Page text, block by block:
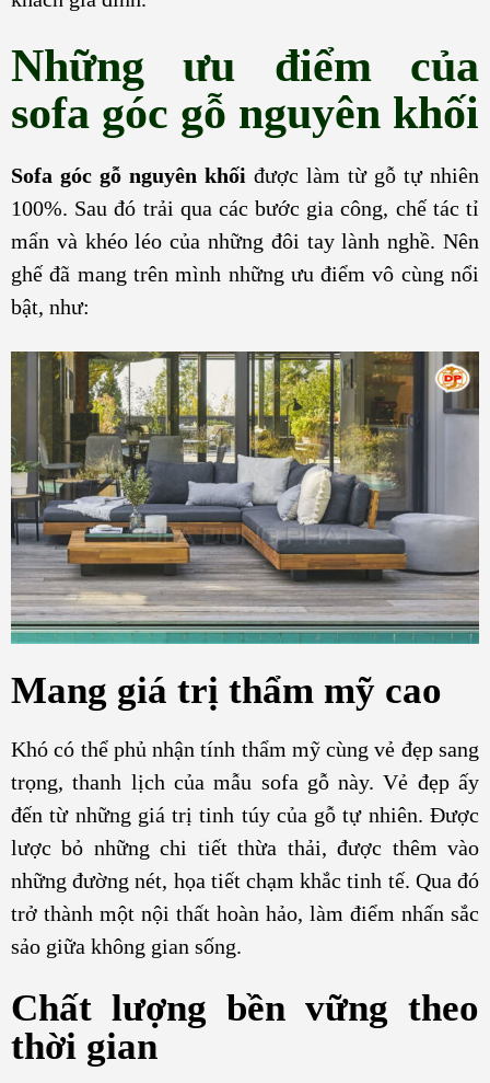
Những ưu điểm của
sofa góc gỗ nguyên khối
Sofa góc gỗ nguyên khối được làm từ gỗ tự nhiên
100%. Sau đó trải qua các bước gia công, chế tác tỉ
mẩn và khéo léo của những đôi tay lành nghề. Nên
ghế đã mang trên mình những ưu điểm vô cùng nổi
bật, như:
Mang giá trị thẩm mỹ cao
Khó có thể phủ nhận tính thẩm mỹ cùng vẻ đẹp sang
trọng, thanh lịch của mẫu sofa gỗ này. Vẻ đẹp ấy
đến từ những giá trị tinh túy của gỗ tự nhiên. Được
lược bỏ những chi tiết thừa thải, được thêm vào
những đường nét, họa tiết chạm khắc tinh tế. Qua đó
trở thành một nội thất hoàn hảo, làm điểm nhấn sắc
sảo giữa không gian sống.
Chất lượng bền vững theo
thời gian